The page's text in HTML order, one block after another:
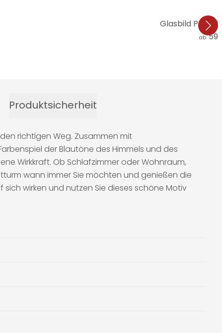
Glasbild
ab
Produktsicherheit
richtigen Weg. Zusammen mit
der Blautöne des Himmels und des
Wirkkraft. Ob Schlafzimmer oder Wohnraum,
wann immer Sie möchten und genießen die
wirken und nutzen Sie dieses schöne Motiv